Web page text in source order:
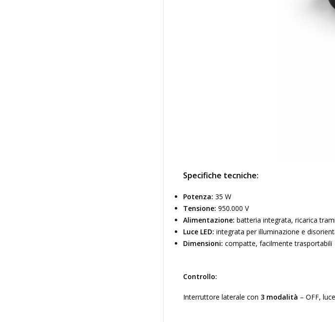
Specifiche tecniche:
Potenza: 35 W
Tensione: 950.000 V
Alimentazione: batteria integrata, ricarica
Luce LED: integrata per illuminazione e
Dimensioni: compatte, facilmente trasportabili
Controllo:
Interruttore laterale con 3 modalità – OFF,